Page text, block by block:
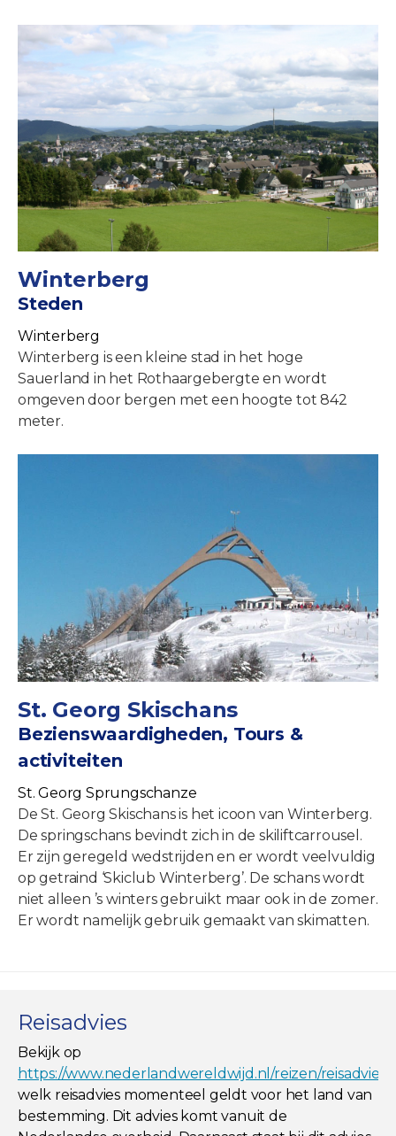
Winterberg
Steden
Winterberg
Winterberg is een kleine stad in het hoge
Sauerland in het Rothaargebergte en wordt
omgeven door bergen met een hoogte tot 842
meter.
St. Georg Skischans
Bezienswaardigheden, Tours &
activiteiten
St. Georg Sprungschanze
De St. Georg Skischans is het icoon van Winterberg.
De springschans bevindt zich in de skiliftcarrousel.
Er zijn geregeld wedstrijden en er wordt veelvuldig
op getraind ‘Skiclub Winterberg’. De schans wordt
niet alleen ’s winters gebruikt maar ook in de zomer.
Er wordt namelijk gebruik gemaakt van skimatten.
Reisadvies
Bekijk op
https://www.nederlandwereldwijd.nl/reizen/
welk reisadvies momenteel geldt voor het land van
bestemming. Dit advies komt vanuit de